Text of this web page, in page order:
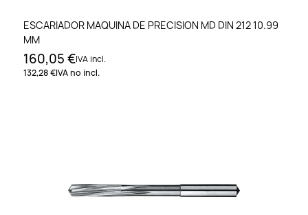
ESCARIADOR MAQUINA DE PRECISION MD DIN 212 10.99
MM
160,05 €IVA incl.
132,28 €IVA no incl.